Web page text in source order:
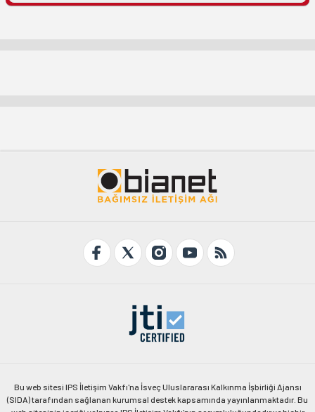
Bu web sitesi IPS İletişim Vakfı'na İsveç Uluslararası Kalkınma İşbirliği Ajansı
(SIDA) tarafından sağlanan kurumsal destek kapsamında yayınlanmaktadır. Bu